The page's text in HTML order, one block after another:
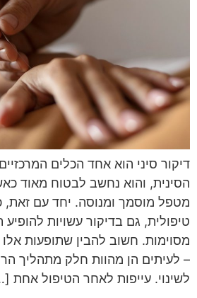
דיקור סיני הוא אחד הכלים
הסינית, והוא נחשב לבטוח מאוד
מטפל מוסמך ומנוסה. יחד עם זאת,
טיפולית, גם בדיקור עשויות להופיע
מסוימות. חשוב להבין שתופעות אלו
– לעיתים הן מהוות חלק מתהליך
לשינוי. עייפות לאחר הטיפול אחת